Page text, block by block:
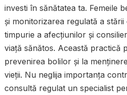
investi în sănătatea ta. Femeile
și monitorizarea regulată a stării
timpurie a afecțiunilor și
viață sănătos. Această practică
prevenirea bolilor și la
vieții. Nu neglija importanța
consultă regulat un specialist